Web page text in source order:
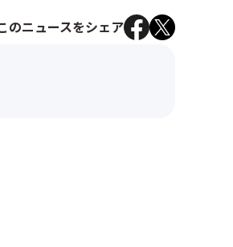
のニュースをシェア